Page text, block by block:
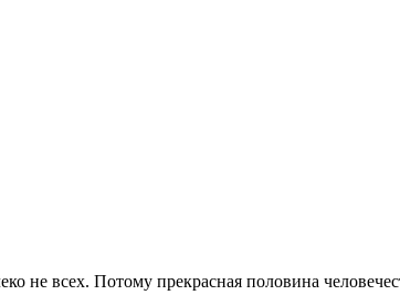
не всех. Потому прекрасная половина